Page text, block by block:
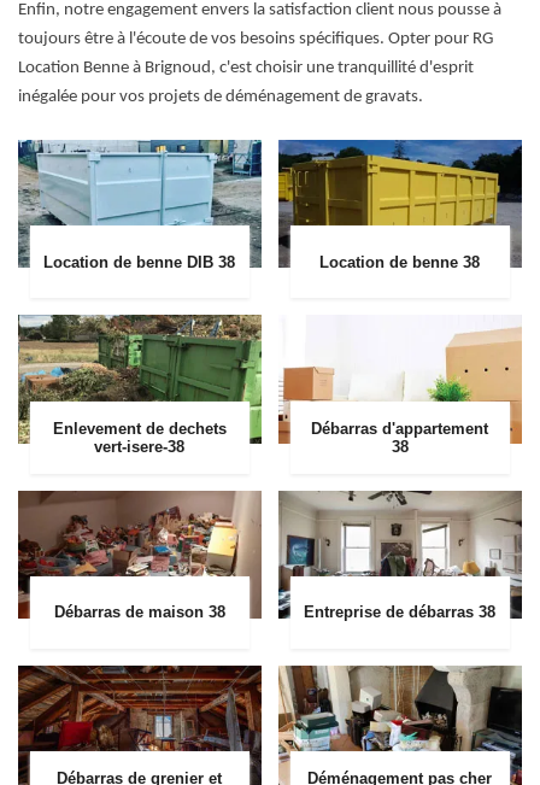
Enfin, notre engagement envers la satisfaction client nous pousse à
toujours être à l'écoute de vos besoins spécifiques. Opter pour RG
Location Benne à Brignoud, c'est choisir une tranquillité d'esprit
inégalée pour vos projets de déménagement de gravats.
Location de benne DIB 38 Location de benne 38
Enlevement de dechets
vert-isere-38
Débarras d'appartement
38
Débarras de maison 38 Entreprise de débarras 38
Débarras de grenier et Déménagement pas cher